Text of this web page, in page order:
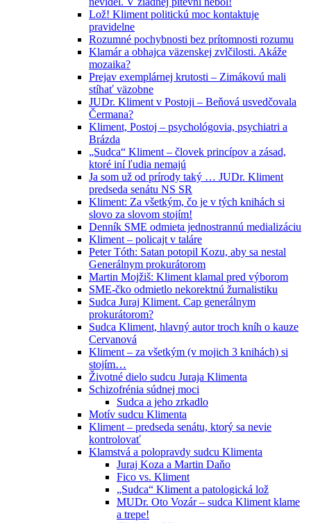
Lož! Kliment politickú moc kontaktuje
pravidelne
Rozumné pochybnosti bez prítomnosti rozumu
Klamár a obhajca väzenskej zvlčilosti. Akáže
mozaika?
Prejav exemplárnej krutosti – Zimákovú mali
stíhať väzobne
JUDr. Kliment v Postoji – Beňová usvedčovala
Čermana?
Kliment, Postoj – psychológovia, psychiatri a
Brázda
„Sudca“ Kliment – človek princípov a zásad,
ktoré iní ľudia nemajú
Ja som už od prírody taký … JUDr. Kliment
predseda senátu NS SR
Kliment: Za všetkým, čo je v tých knihách si
slovo za slovom stojím!
Denník SME odmieta jednostrannú medializáciu
Kliment – policajt v taláre
Peter Tóth: Satan potopil Kozu, aby sa nestal
Generálnym prokurátorom
Martin Mojžiš: Kliment klamal pred výborom
SME-čko odmietlo nekorektnú žurnalistiku
Sudca Juraj Kliment. Cap generálnym
prokurátorom?
Sudca Kliment, hlavný autor troch kníh o kauze
Cervanová
Kliment – za všetkým (v mojich 3 knihách) si
stojím…
Životné dielo sudcu Juraja Klimenta
Schizofrénia súdnej moci
Sudca a jeho zrkadlo
Motív sudcu Klimenta
Kliment – predseda senátu, ktorý sa nevie
kontrolovať
Klamstvá a polopravdy sudcu Klimenta
Juraj Koza a Martin Daňo
Fico vs. Kliment
„Sudca“ Kliment a patologická lož
MUDr. Oto Vozár – sudca Kliment klame
a trepe!